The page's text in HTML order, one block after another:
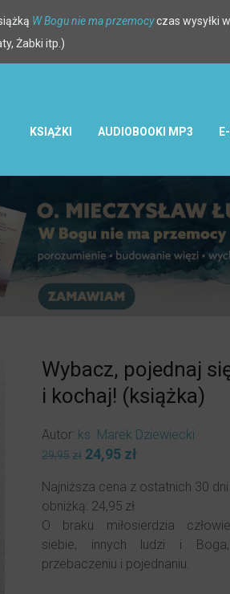
W Bogu nie ma przemocyczas wysyłki
Żabki itp.)
KSIĄŻKI AUDIOBOOKI MP3
Wybacz, pojednaj
i kochaj! (książka)
Autor: ks. Marek Dziewiecki
29,95zł Pierwotna
wynosiła:
29,95zł.
24,95 złAktualna
wynosi:
Najniższa cena z ostatnich 30
obniżką: 24,95 zł
O braku miłosierdzia
siebie, innych ludzi i
przebaczeniu i pojednaniu.